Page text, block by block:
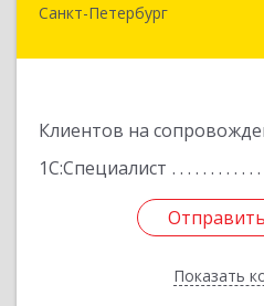
Санкт-Петербург
Клиентов на
1С:Специалист
Показать
191119, Санкт-